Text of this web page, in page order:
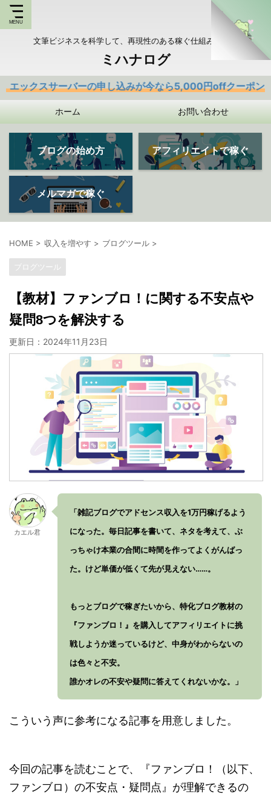
文筆ビジネスを科学して、再現性のある稼ぐ仕組みを持つ
ミハナログ
ーバーの申し込みが今なら5,000円offクーポンあり
ホーム お問い合わせ
ブログの始め方 アフィリエイトで稼ぐ
メルマガで稼ぐ
HOME > 収入を増やす > ブログツール >
ブログツール
【教材】ファンブロ！に関する不安点や
疑問8つを解決する
更新日： 2024年11月23日
カエル君
「雑記ブログでアドセンス収入を1万円稼げるよう
になった。毎日記事を書いて、ネタを考えて、ぶ
っちゃけ本業の合間に時間を作ってよくがんばっ
た。けど単価が低くて先が見えない……。
もっとブログで稼ぎたいから、特化ブログ教材の
『ファンブロ！』を購入してアフィリエイトに挑
戦しようか迷っているけど、中身がわからないの
は色々と不安。
誰かオレの不安や疑問に答えてくれないかな。」
こういう声に参考になる記事を用意しました。
今回の記事を読むことで、『ファンブロ！（以下、
ファンブロ）の不安点・疑問点』が理解できるの